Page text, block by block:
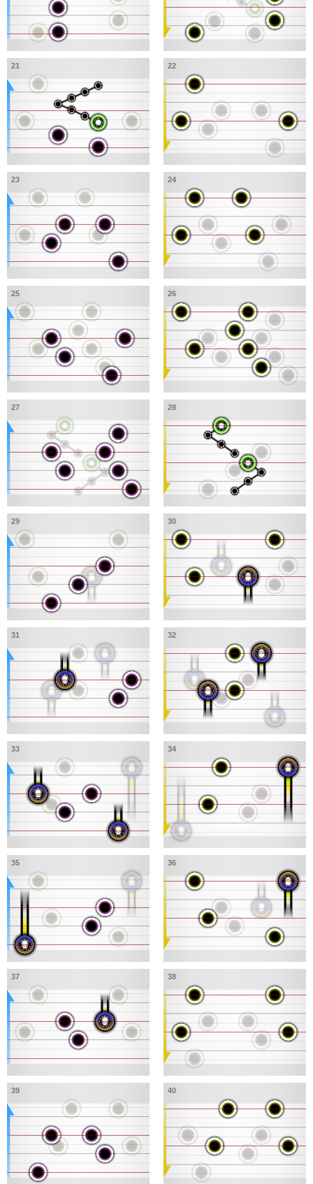
21 22
23 24
25 26
27 28
29 30
31 32
33 34
35 36
37 38
39 40